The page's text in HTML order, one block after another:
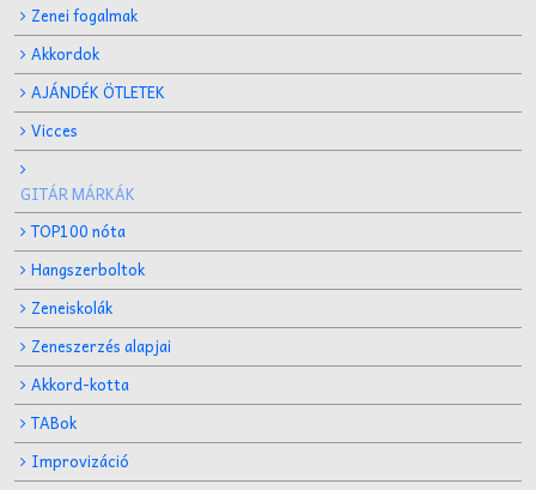
Zenei fogalmak
Akkordok
AJÁNDÉK ÖTLETEK
Vicces
GITÁR MÁRKÁK
TOP100 nóta
Hangszerboltok
Zeneiskolák
Zeneszerzés alapjai
Akkord-kotta
TABok
Improvizáció